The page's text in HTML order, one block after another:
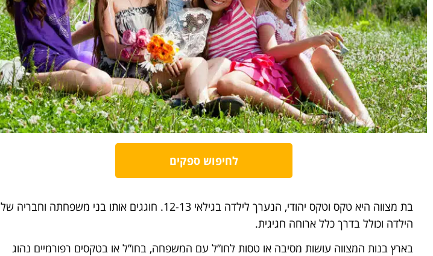
לחיפוש ספקים
בת מצווה היא טקס וטקס יהודי, הנערך לילדה בגילאי 12-13. חוגגים אותו בני משפחתה וחבריה של
הילדה וכולל בדרך כלל ארוחה חגיגית.
בארץ בנות המצווה עושות מסיבה או טסות לחו”ל עם המשפחה, בחו”ל או בטקסים רפורמיים נהוג